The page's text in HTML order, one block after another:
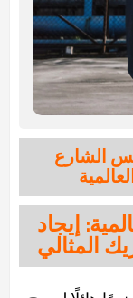
الشارع
إيجاد
المثالي